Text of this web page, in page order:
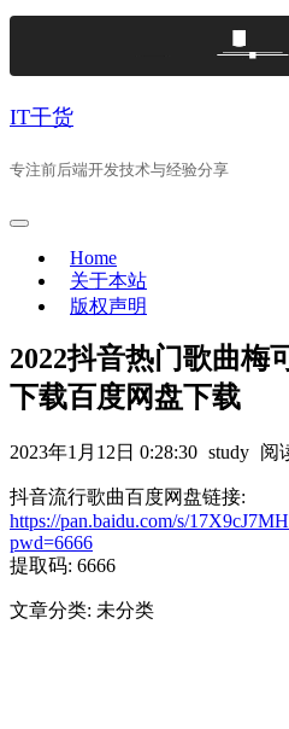
Skip
IT干货
专注前后端开发技术与经验分享
Home
关于本站
版权声明
2022抖音热门歌曲梅
下载百度网盘下载
2023年1月12日 0:28:30 study 阅
抖音流行歌曲百度网盘链接:
https://pan.baidu.com/s/
pwd=6666
提取码: 6666
文章分类: 未分类